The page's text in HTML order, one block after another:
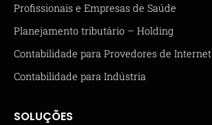
Profissionais e Empresas de Saúde
Planejamento tributário – Holding
Contabilidade para Provedores de Internet
Contabilidade para Indústria
SOLUÇÕES